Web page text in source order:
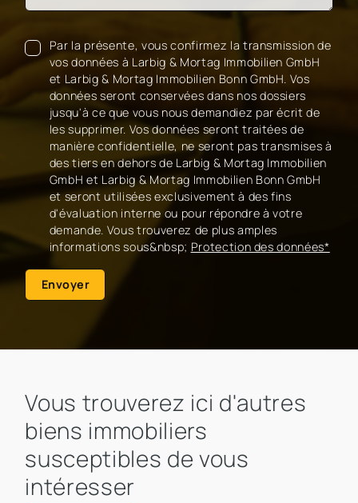
Par la présente, vous confirmez la transmission de
vos données à Larbig & Mortag Immobilien GmbH
et Larbig & Mortag Immobilien Bonn GmbH. Vos
données seront conservées dans nos dossiers
jusqu'à ce que vous nous demandiez par écrit de
les supprimer. Vos données seront traitées de
manière confidentielle, ne seront pas transmises à
des tiers en dehors de Larbig & Mortag Immobilien
GmbH et Larbig & Mortag Immobilien Bonn GmbH
et seront utilisées exclusivement à des fins
d'évaluation interne ou pour répondre à votre
demande. Vous trouverez de plus amples
informations sous&nbsp; Protection des données*
Envoyer
Vous trouverez ici d'autres
biens immobiliers
susceptibles de vous
intéresser